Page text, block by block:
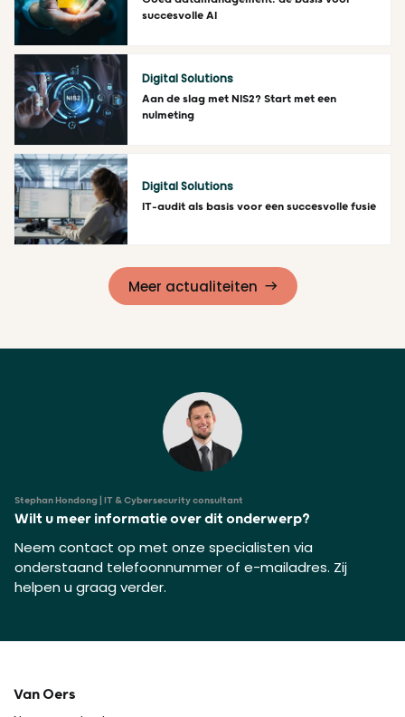
Lees meer
succesvolle AI
Lees meer
Digital Solutions
Aan de slag met NIS2? Start met een
nulmeting
Digital Solutions
IT-audit als basis voor een succesvolle fusie
Meer actualiteiten
Stephan Hondong | IT & Cybersecurity consultant
Wilt u meer informatie over dit onderwerp?
Neem contact op met onze specialisten via
onderstaand telefoonnummer of e-mailadres. Zij
helpen u graag verder.
Van Oers